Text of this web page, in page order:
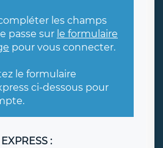
les champs
passe sur le formulaire
pour vous connecter.
le formulaire
ci-dessous pour
: